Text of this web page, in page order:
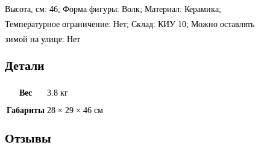
Высота, см: 46; Форма фигуры: Волк; Материал: Керамика;
Температурное ограничение: Нет; Склад: КИУ 10; Можно оставлять
зимой на улице: Нет
Детали
Вес
3.8 кг
Габариты 28 × 29 × 46 см
Отзывы